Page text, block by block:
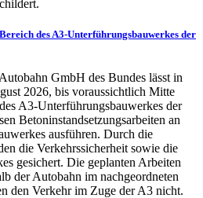
des A3-Unterführungsbauwerkes der
GmbH des Bundes lässt in
2026, bis voraussichtlich Mitte
A3-Unterführungsbauwerkes der
Betoninstandsetzungsarbeiten an
ausführen. Durch die
die Verkehrssicherheit sowie die
gesichert. Die geplanten Arbeiten
der Autobahn im nachgeordneten
den Verkehr im Zuge der A3 nicht.